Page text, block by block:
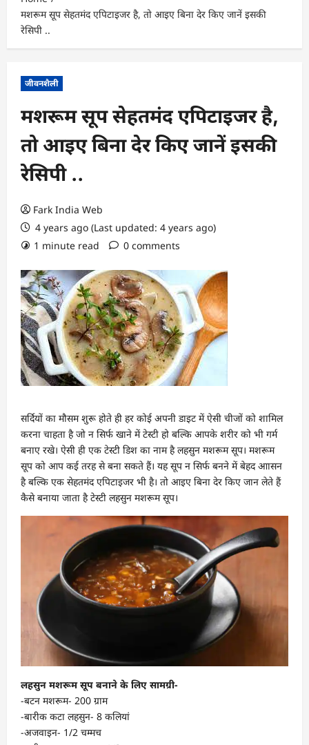
मशरूम सूप सेहतमंद एपिटाइजर है, तो आइए बिना देर किए जानें इसकी
रेसिपी ..
जीवनशैली
मशरूम सूप सेहतमंद एपिटाइजर है,
तो आइए बिना देर किए जानें इसकी
रेसिपी ..
Fark India Web
4 years ago (Last updated: 4 years ago)
1 minute read
0 comments
सर्दियों का मौसम शुरू होते ही हर कोई अपनी डाइट में ऐसी चीजों को शामिल
करना चाहता है जो न सिर्फ खाने में टेस्टी हो बल्कि आपके शरीर को भी गर्म
बनाए रखे। ऐसी ही एक टेस्टी डिश का नाम है लहसुन मशरूम सूप। मशरूम
सूप को आप कई तरह से बना सकते हैं। यह सूप न सिर्फ बनने में बेहद आासन
है बल्कि एक सेहतमंद एपिटाइजर भी है। तो आइए बिना देर किए जान लेते हैं
कैसे बनाया जाता है टेस्टी लहसुन मशरूम सूप।
लहसुन मशरूम सूप बनाने के लिए सामग्री-
-बटन मशरूम- 200 ग्राम
-बारीक कटा लहसुन- 8 कलियां
-अजवाइन- 1/2 चम्मच